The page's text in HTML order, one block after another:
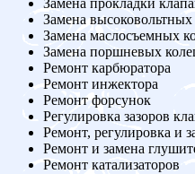
Замена прокладки
Замена
Замена маслосъемных
Замена поршневых
Ремонт карбюратора
Ремонт инжектора
Ремонт форсунок
Регулировка зазоров
Ремонт, регулировка и
Ремонт и замена
Ремонт катализаторов